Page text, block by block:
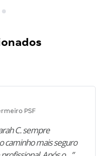
PSF
C. sempre
caminho mais seguro